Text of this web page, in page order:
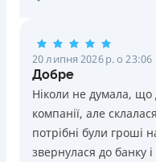
20 липня 2026 р. о 23:06
Добре
Ніколи не думала, що
компанії, але
потрібні були
звернулася до банку